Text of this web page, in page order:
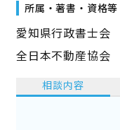
所属・著書・資格等
愛知県行政書士会
全日本不動産協会
相談内容